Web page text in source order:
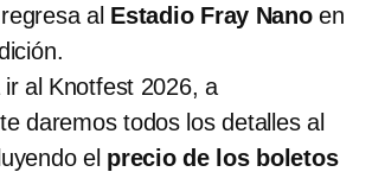
al Estadio Fray Nanoen
al Knotfest 2026, a
daremos todos los detalles al
el precio de los boletos